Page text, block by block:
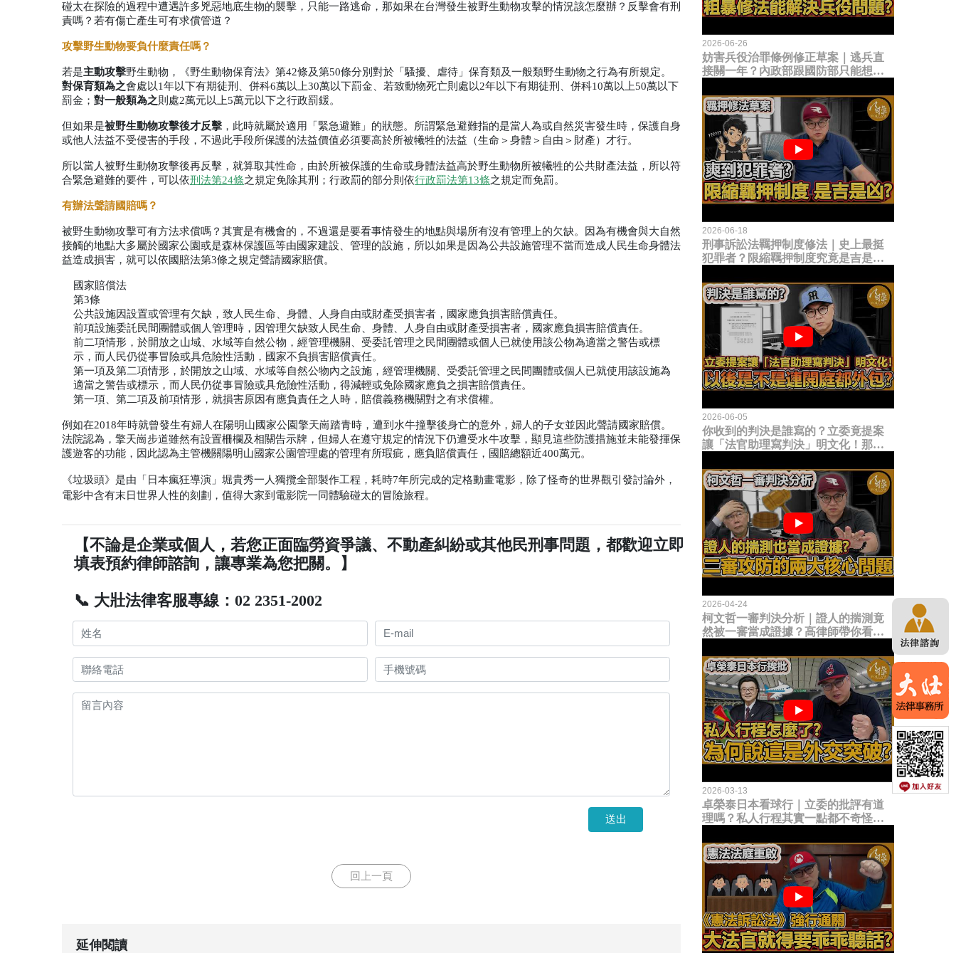
碰太在探險的過程中遭遇許多兇惡地底生物的襲擊，只能一路逃命，那如果在台灣發生被野生動物攻擊的情況該怎麼辦？反擊會有刑
責嗎？若有傷亡產生可有求償管道？
攻擊野生動物要負什麼責任嗎？
若是主動攻擊野生動物，《野生動物保育法》第42條及第50條分別對於「騷擾、虐待」保育類及一般類野生動物之行為有所規定。
對保育類為之會處以1年以下有期徒刑、併科6萬以上30萬以下罰金、若致動物死亡則處以2年以下有期徒刑、併科10萬以上50萬以下
罰金； 對一般類為之則處2萬元以上5萬元以下之行政罰鍰。
但如果是被野生動物攻擊後才反擊 ，此時就屬於適用「緊急避難」的狀態。所謂緊急避難指的是當人為或自然災害發生時，保護自身
或他人法益不受侵害的手段，不過此手段所保護的法益價值必須要高於所被犧牲的法益（生命＞身體＞自由＞財產）才行。
所以當人被野生動物攻擊後再反擊，就算取其性命，由於所被保護的生命或身體法益高於野生動物所被犧牲的公共財產法益，所以符
合緊急避難的要件，可以依刑法第24條之規定免除其刑；行政罰的部分則依行政罰法第13條之規定而免罰。
有辦法聲請國賠嗎？
被野生動物攻擊可有方法求償嗎？其實是有機會的，不過還是要看事情發生的地點與場所有沒有管理上的欠缺。因為有機會與大自然
接觸的地點大多屬於國家公園或是森林保護區等由國家建設、管理的設施，所以如果是因為公共設施管理不當而造成人民生命身體法
益造成損害，就可以依國賠法第3條之規定聲請國家賠償。
國家賠償法
第3條
公共設施因設置或管理有欠缺，致人民生命、身體、人身自由或財產受損害者，國家應負損害賠償責任。
前項設施委託民間團體或個人管理時，因管理欠缺致人民生命、身體、人身自由或財產受損害者，國家應負損害賠償責任。
前二項情形，於開放之山域、水域等自然公物，經管理機關、受委託管理之民間團體或個人已就使用該公物為適當之警告或標
示，而人民仍從事冒險或具危險性活動，國家不負損害賠償責任。
第一項及第二項情形，於開放之山域、水域等自然公物內之設施，經管理機關、受委託管理之民間團體或個人已就使用該設施為
適當之警告或標示，而人民仍從事冒險或具危險性活動，得減輕或免除國家應負之損害賠償責任。
第一項、第二項及前項情形，就損害原因有應負責任之人時，賠償義務機關對之有求償權。
例如在2018年時就曾發生有婦人在陽明山國家公園擎天崗踏青時，遭到水牛撞擊後身亡的意外，婦人的子女並因此聲請國家賠償。
法院認為，擎天崗步道雖然有設置柵欄及相關告示牌，但婦人在遵守規定的情況下仍遭受水牛攻擊，顯見這些防護措施並未能發揮保
護遊客的功能，因此認為主管機關陽明山國家公園管理處的管理有所瑕疵，應負賠償責任，國賠總額近400萬元。
《垃圾頭》是由「日本瘋狂導演」堀貴秀一人獨攬全部製作工程，耗時7年所完成的定格動畫電影，除了怪奇的世界觀引發討論外，
電影中含有末日世界人性的刻劃，值得大家到電影院一同體驗碰太的冒險旅程。
【不論是企業或個人，若您正面臨勞資爭議、不動產糾紛或其他民刑事問題，都歡迎立即
填表預約律師諮詢，讓專業為您把關。】
📞 大壯法律客服專線：02 2351-2002
送出
回上一頁
延伸閱讀
2026-06-26
妨害兵役治罪條例修正草案｜逃兵直
接關一年？內政部跟國防部只能想到
題？
2026-06-18
刑事訴訟法羈押制度修法｜史上最挺
犯罪者？限縮羈押制度究竟是吉是
2026-06-05
你收到的判決是誰寫的？立委竟提案
讓「法官助理寫判決」明文化！那以
2026-04-24
柯文哲一審判決分析｜證人的揣測竟
然被一審當成證據？高律師帶你看未
2026-03-13
卓榮泰日本看球行｜立委的批評有道
理嗎？私人行程其實一點都不奇怪？